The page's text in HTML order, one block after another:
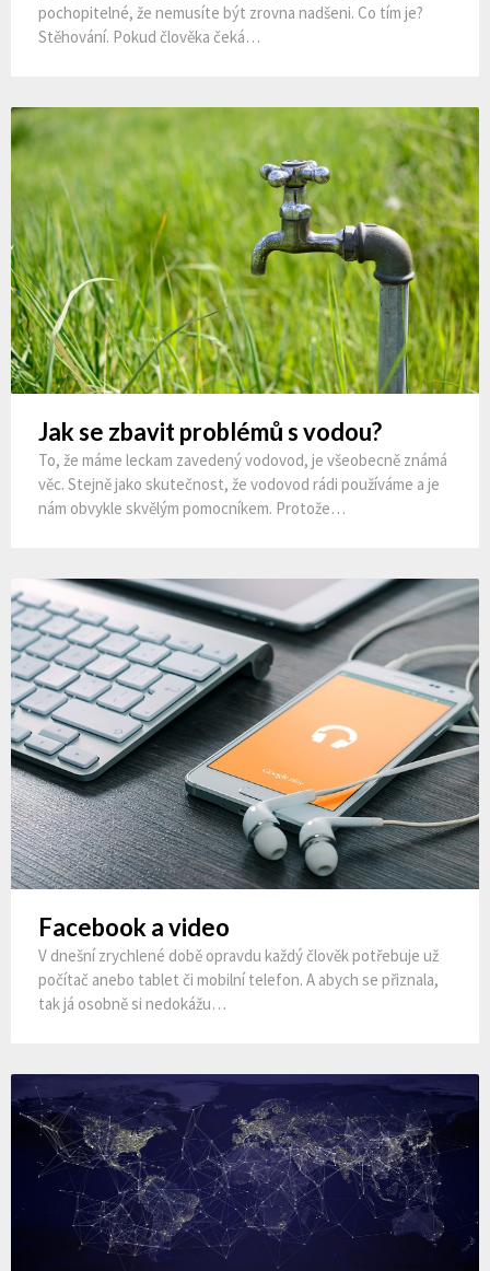
pochopitelné, že nemusíte být zrovna nadšeni. Co tím je?
Stěhování. Pokud člověka čeká…
Jak se zbavit problémů s vodou?
To, že máme leckam zavedený vodovod, je všeobecně známá
věc. Stejně jako skutečnost, že vodovod rádi používáme a je
nám obvykle skvělým pomocníkem. Protože…
Facebook a video
V dnešní zrychlené době opravdu každý člověk potřebuje už
počítač anebo tablet či mobilní telefon. A abych se přiznala,
tak já osobně si nedokážu…